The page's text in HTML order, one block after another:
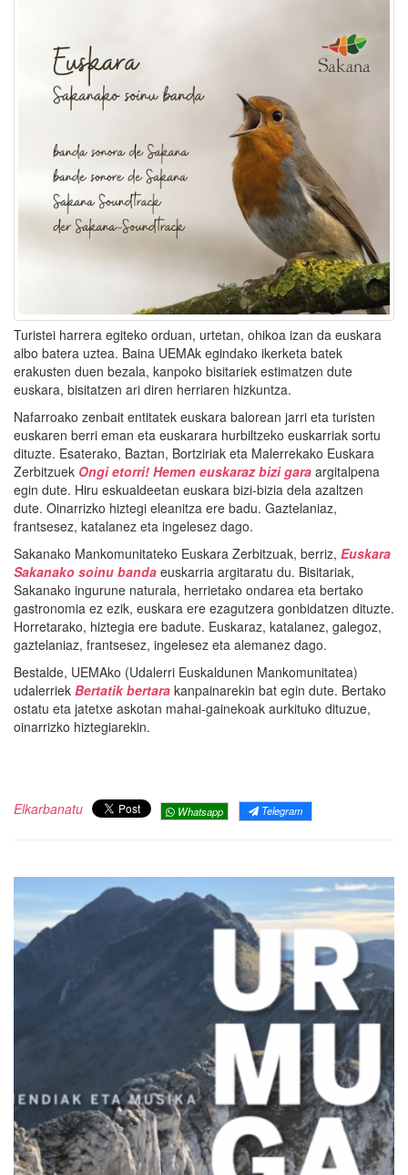
Turistei harrera egiteko orduan, urtetan, ohikoa izan da euskara
albo batera uztea. Baina UEMAk egindako ikerketa batek
erakusten duen bezala, kanpoko bisitariek estimatzen dute
euskara, bisitatzen ari diren herriaren hizkuntza.
Nafarroako zenbait entitatek euskara balorean jarri eta turisten
euskaren berri eman eta euskarara hurbiltzeko euskarriak sortu
dituzte. Esaterako, Baztan, Bortziriak eta Malerrekako Euskara
Zerbitzuek Ongi etorri! Hemen euskaraz bizi gara argitalpena
egin dute. Hiru eskualdeetan euskara bizi-bizia dela azaltzen
dute. Oinarrizko hiztegi eleanitza ere badu. Gaztelaniaz,
frantsesez, katalanez eta ingelesez dago.
Sakanako Mankomunitateko Euskara Zerbitzuak, berriz, Euskara
Sakanako soinu banda euskarria argitaratu du. Bisitariak,
Sakanako ingurune naturala, herrietako ondarea eta bertako
gastronomia ez ezik, euskara ere ezagutzera gonbidatzen dituzte.
Horretarako, hiztegia ere badute. Euskaraz, katalanez, galegoz,
gaztelaniaz, frantsesez, ingelesez eta alemanez dago.
Bestalde, UEMAko (Udalerri Euskaldunen Mankomunitatea)
udalerriek Bertatik bertara kanpainarekin bat egin dute. Bertako
ostatu eta jatetxe askotan mahai-gainekoak aurkituko dituzue,
oinarrizko hiztegiarekin.
Elkarbanatu Whatsapp Telegram